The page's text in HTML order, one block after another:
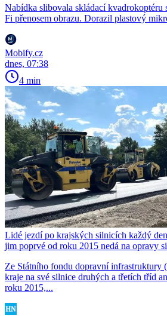
Nabídka slibovala skládací kvadrokoptéru
Fi přenosem obrazu. Dorazil plastový
Mobify.cz
dnes, 07:38
4 min
Lidé jezdí po krajských silnicích každý
jim poprvé od roku 2015 nedá na opravy
Ze Státního fondu dopravní infrastruktury
kraje na své silnice druhých a třetích tříd
roku 2015,...